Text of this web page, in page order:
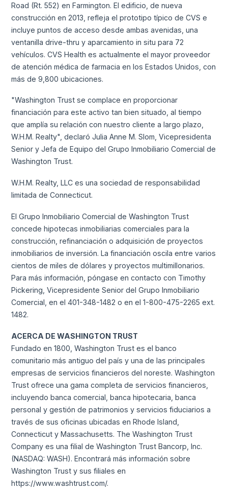
Road (Rt. 552) en Farmington. El edificio, de nueva
construcción en 2013, refleja el prototipo típico de CVS e
incluye puntos de acceso desde ambas avenidas, una
ventanilla drive-thru y aparcamiento in situ para 72
vehículos. CVS Health es actualmente el mayor proveedor
de atención médica de farmacia en los Estados Unidos, con
más de 9,800 ubicaciones.
"Washington Trust se complace en proporcionar
financiación para este activo tan bien situado, al tiempo
que amplía su relación con nuestro cliente a largo plazo,
W.H.M. Realty", declaró Julia Anne M. Slom, Vicepresidenta
Senior y Jefa de Equipo del Grupo Inmobiliario Comercial de
Washington Trust.
W.H.M. Realty, LLC es una sociedad de responsabilidad
limitada de Connecticut.
El Grupo Inmobiliario Comercial de Washington Trust
concede hipotecas inmobiliarias comerciales para la
construcción, refinanciación o adquisición de proyectos
inmobiliarios de inversión. La financiación oscila entre varios
cientos de miles de dólares y proyectos multimillonarios.
Para más información, póngase en contacto con Timothy
Pickering, Vicepresidente Senior del Grupo Inmobiliario
Comercial, en el 401-348-1482 o en el 1-800-475-2265 ext.
1482.
ACERCA DE WASHINGTON TRUST
Fundado en 1800, Washington Trust es el banco
comunitario más antiguo del país y una de las principales
empresas de servicios financieros del noreste. Washington
Trust ofrece una gama completa de servicios financieros,
incluyendo banca comercial, banca hipotecaria, banca
personal y gestión de patrimonios y servicios fiduciarios a
través de sus oficinas ubicadas en Rhode Island,
Connecticut y Massachusetts. The Washington Trust
Company es una filial de Washington Trust Bancorp, Inc.
(NASDAQ: WASH). Encontrará más información sobre
Washington Trust y sus filiales en
https://www.washtrust.com/.